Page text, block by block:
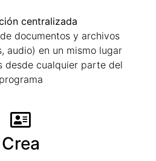
centralizada
documentos y archivos
audio) en un mismo lugar
desde cualquier parte del
programa
Crea